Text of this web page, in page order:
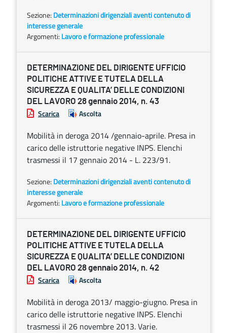
Sezione: Determinazioni dirigenziali aventi contenuto di
interesse generale
Argomenti: Lavoro e formazione professionale
DETERMINAZIONE DEL DIRIGENTE UFFICIO
POLITICHE ATTIVE E TUTELA DELLA
SICUREZZA E QUALITA’ DELLE CONDIZIONI
DEL LAVORO 28 gennaio 2014, n. 43
Scarica Ascolta
Mobilità in deroga 2014 /gennaio-aprile. Presa in
carico delle istruttorie negative INPS. Elenchi
trasmessi il 17 gennaio 2014 - L. 223/91.
Sezione: Determinazioni dirigenziali aventi contenuto di
interesse generale
Argomenti: Lavoro e formazione professionale
DETERMINAZIONE DEL DIRIGENTE UFFICIO
POLITICHE ATTIVE E TUTELA DELLA
SICUREZZA E QUALITA’ DELLE CONDIZIONI
DEL LAVORO 28 gennaio 2014, n. 42
Scarica Ascolta
Mobilità in deroga 2013/ maggio-giugno. Presa in
carico delle istruttorie negative INPS. Elenchi
trasmessi il 26 novembre 2013. Varie.